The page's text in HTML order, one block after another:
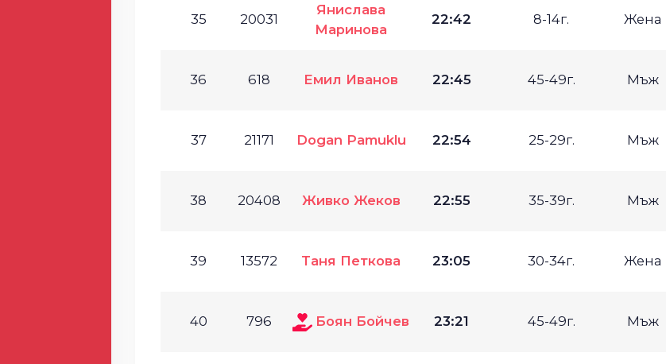
35 20031
Янислава
Маринова
22:42 8-14г. Жена
36 618 Емил Иванов 22:45 45-49г. Мъж
37 21171 Dogan Pamuklu 22:54 25-29г. Мъж
38 20408 Живко Жеков 22:55 35-39г. Мъж
39 13572 Таня Петкова 23:05 30-34г. Жена
40 796 Боян Бойчев 23:21 45-49г. Мъж